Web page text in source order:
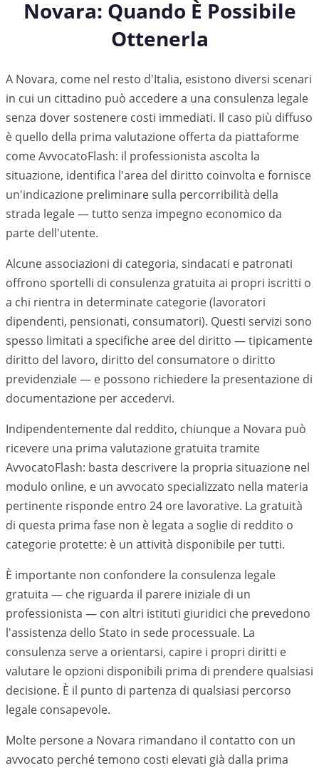
Novara: Quando È Possibile
Ottenerla
A Novara, come nel resto d'Italia, esistono diversi scenari
in cui un cittadino può accedere a una consulenza legale
senza dover sostenere costi immediati. Il caso più diffuso
è quello della prima valutazione offerta da piattaforme
come AvvocatoFlash: il professionista ascolta la
situazione, identifica l'area del diritto coinvolta e fornisce
un'indicazione preliminare sulla percorribilità della
strada legale — tutto senza impegno economico da
parte dell'utente.
Alcune associazioni di categoria, sindacati e patronati
offrono sportelli di consulenza gratuita ai propri iscritti o
a chi rientra in determinate categorie (lavoratori
dipendenti, pensionati, consumatori). Questi servizi sono
spesso limitati a specifiche aree del diritto — tipicamente
diritto del lavoro, diritto del consumatore o diritto
previdenziale — e possono richiedere la presentazione di
documentazione per accedervi.
Indipendentemente dal reddito, chiunque a Novara può
ricevere una prima valutazione gratuita tramite
AvvocatoFlash: basta descrivere la propria situazione nel
modulo online, e un avvocato specializzato nella materia
pertinente risponde entro 24 ore lavorative. La gratuità
di questa prima fase non è legata a soglie di reddito o
categorie protette: è un attività disponibile per tutti.
È importante non confondere la consulenza legale
gratuita — che riguarda il parere iniziale di un
professionista — con altri istituti giuridici che prevedono
l'assistenza dello Stato in sede processuale. La
consulenza serve a orientarsi, capire i propri diritti e
valutare le opzioni disponibili prima di prendere qualsiasi
decisione. È il punto di partenza di qualsiasi percorso
legale consapevole.
Molte persone a Novara rimandano il contatto con un
avvocato perché temono costi elevati già dalla prima